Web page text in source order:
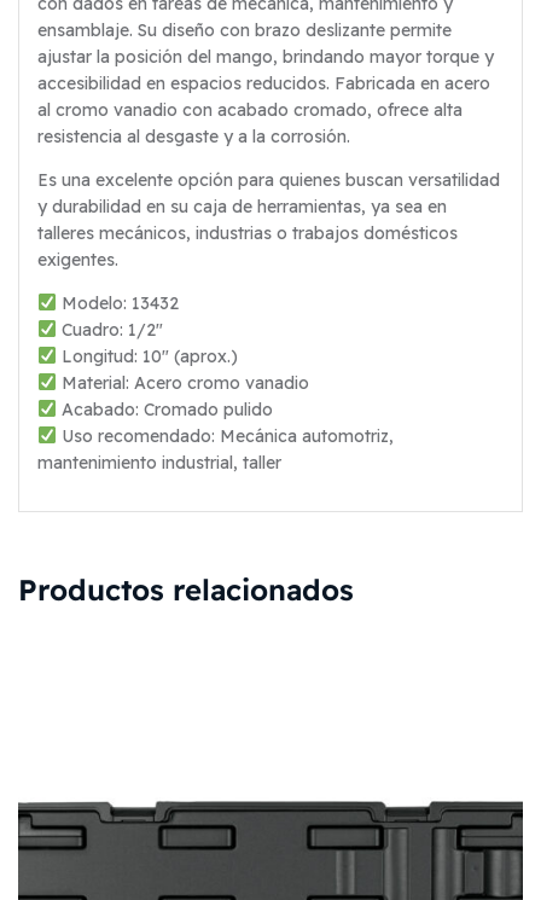
ensamblaje. Su diseño con brazo deslizante permite
ajustar la posición del mango, brindando mayor torque y
accesibilidad en espacios reducidos. Fabricada en acero
al cromo vanadio con acabado cromado, ofrece alta
resistencia al desgaste y a la corrosión.
Es una excelente opción para quienes buscan versatilidad
y durabilidad en su caja de herramientas, ya sea en
talleres mecánicos, industrias o trabajos domésticos
exigentes.
Modelo: 13432
Cuadro: 1/2″
Longitud: 10″ (aprox.)
Material: Acero cromo vanadio
Acabado: Cromado pulido
Uso recomendado: Mecánica automotriz,
mantenimiento industrial, taller
Productos relacionados